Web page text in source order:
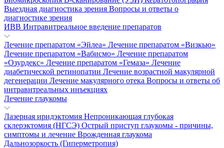
Выездная диагностика зрения Вопросы и ответы о
диагностике зрения
ИВВ Интравитреальное введение препаратов
Лечение препаратом «Эйлеа» Лечение препаратом «Визкью»
Лечение препаратом «Вабисмо» Лечение препаратом
«Озурдекс» Лечение препаратом «Гемаза» Лечение
диабетической ретинопатии Лечение возрастной макулярной
дегенерации Лечение макулярного отека Вопросы и ответы об
интравитреальных инъекциях
Лечение глаукомы
Лазерная иридэктомия Непроникающая глубокая
склерэктомия (НГСЭ) Острый приступ глаукомы - причины,
симптомы и лечение Врожденная глаукома
Дальнозоркость (Гиперметропия)